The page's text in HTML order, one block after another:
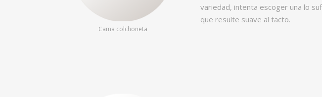
Cama colchoneta
variedad, intenta escoger una lo
que resulte suave al tacto.